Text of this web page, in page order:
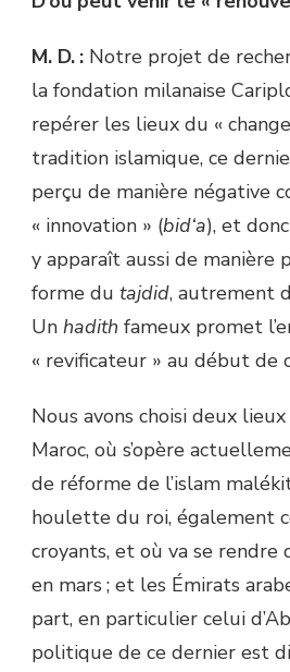
M. D. : Notre projet de
la fondation milanaise
repérer les lieux du «
tradition islamique, ce
perçu de manière négative
« innovation » (bid‘a), et
y apparaît aussi de manière
forme du tajdid, autrement
Un hadith fameux promet
« revificateur » au début de
Nous avons choisi deux
Maroc, où s’opère
de réforme de l’islam
houlette du roi, également
croyants, et où va se rendre
en mars ; et les Émirats
part, en particulier celui
politique de ce dernier est